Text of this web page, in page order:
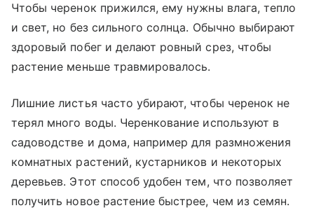
Чтобы черенок прижился, ему нужны влага, тепло
и свет, но без сильного солнца. Обычно выбирают
здоровый побег и делают ровный срез, чтобы
растение меньше травмировалось.
Лишние листья часто убирают, чтобы черенок не
терял много воды. Черенкование используют в
садоводстве и дома, например для размножения
комнатных растений, кустарников и некоторых
деревьев. Этот способ удобен тем, что позволяет
получить новое растение быстрее, чем из семян.